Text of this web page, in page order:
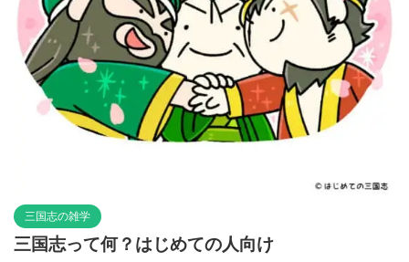
三国志の雑学
三国志って何？はじめての人向け